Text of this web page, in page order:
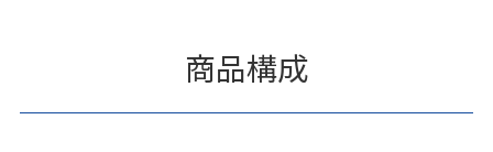
商品構成